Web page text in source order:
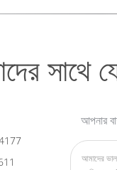
সাথে
আপনার